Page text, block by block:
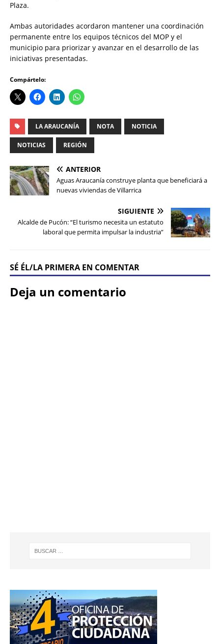
Plaza.
Ambas autoridades acordaron mantener una coordinación
permanente entre los equipos técnicos del MOP y el
municipio para priorizar y avanzar en el desarrollo de las
iniciativas presentadas.
Compártelo:
LA ARAUCANÍA NOTA NOTICIA
NOTICIAS REGIÓN
ANTERIOR
Aguas Araucanía construye planta que beneficiará a
nuevas viviendas de Villarrica
SIGUIENTE
Alcalde de Pucón: “El turismo necesita un estatuto
laboral que permita impulsar la industria”
SÉ ÉL/LA PRIMERA EN COMENTAR
Deja un comentario